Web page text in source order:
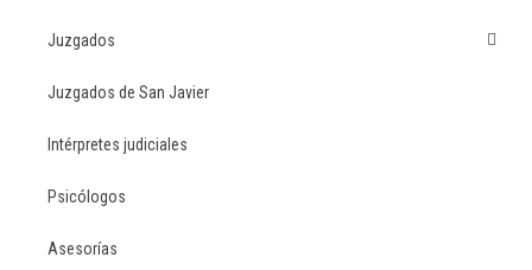
Juzgados
Juzgados de San Javier
Intérpretes judiciales
Psicólogos
Asesorías